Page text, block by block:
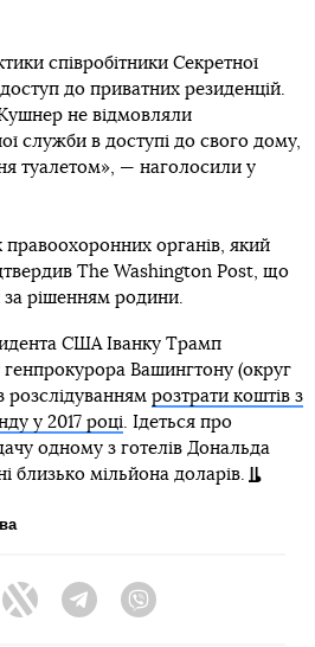
співробітники Секретної
до приватних резиденцій.
не відмовляли
служби в доступі до свого дому,
туалетом», — наголосили у
правоохоронних органів, який
The Washington Post, що
за рішенням родини.
США Іванку Трамп
Вашингтону (округ
розслідуванням розтрати коштів з
у 2017 році. Ідеться про
одному з готелів Дональда
близько мільйона доларів.
Twitter Telegram